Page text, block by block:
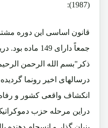
(1987):
جمعاً دارای 149
ذکر"بسم الله الرحمن
درسالهای اخیر رونما
انکشاف واقعی کشور و
دراین مرحله حزب